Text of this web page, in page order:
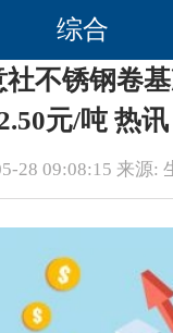
综合
社不锈钢卷
元/吨 热讯
28 09:08:15 来源: